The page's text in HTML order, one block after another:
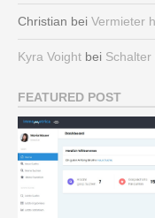
Christian bei Vermieter
Kyra Voight bei
FEATURED POST